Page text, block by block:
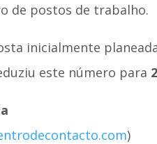
de postos de trabalho.
inicialmente
este número para
)